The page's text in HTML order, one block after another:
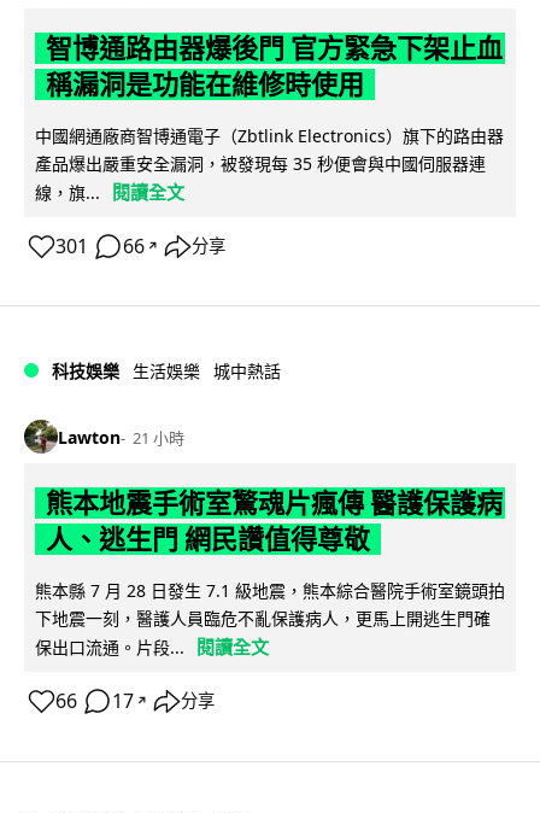
智博通路由器爆後門 官方緊急下架止血
稱漏洞是功能在維修時使用
中國網通廠商智博通電子（Zbtlink Electronics）旗下的路由器
產品爆出嚴重安全漏洞，被發現每 35 秒便會與中國伺服器連
線，旗...
閱讀全文
301 66 ↗ 分享
科技娛樂 生活娛樂 城中熱話
Lawton 21 小時
熊本地震手術室驚魂片瘋傳 醫護保護病
人、逃生門 網民讚值得尊敬
熊本縣 7 月 28 日發生 7.1 級地震，熊本綜合醫院手術室鏡頭拍
下地震一刻，醫護人員臨危不亂保護病人，更馬上開逃生門確
保出口流通。片段...
閱讀全文
66 17 ↗ 分享